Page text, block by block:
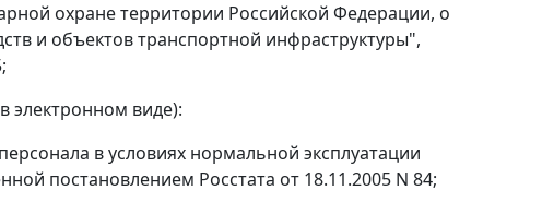
охране территории Российской Федерации, о
и объектов транспортной инфраструктуры",
электронном виде):
в условиях нормальной эксплуатации
постановлением Росстата от 18.11.2005 N 84;